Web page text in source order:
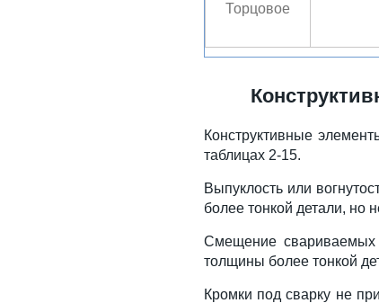
Торцовое
Конструктивные
таблицах 2-15.
Выпуклость или
более тонкой детали, но
Смещение свариваемых
толщины более тонкой
Кромки под сварку не